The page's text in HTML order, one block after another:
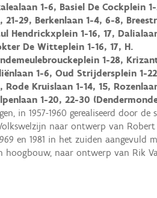
1-6, Basiel De Cockplein
21-29, Berkenlaan 1-4, 6-8,
Hendrickxplein 1-16, 17,
De Witteplein 1-16, 17, H.
1-28,
1-6, Oud Strijdersplein 1-
Rode Kruislaan 1-14, 15,
1-20, 22-30
in 1957-1960 gerealiseerd door de
naar ontwerp van Robert
en 1981 in het zuiden aangevuld
hoogbouw, naar ontwerp van Rik